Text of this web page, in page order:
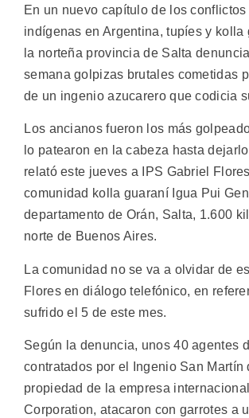
En un nuevo capítulo de los
indígenas en Argentina, tupíes y kolla
la norteña provincia de Salta
semana golpizas brutales cometidas
de un ingenio azucarero que codicia
Los ancianos fueron los más
lo patearon en la cabeza hasta dejarlo
relató este jueves a IPS Gabriel
comunidad kolla guaraní Igua Pui
departamento de Orán, Salta, 1.600
norte de Buenos Aires.
La comunidad no se va a olvidar de
Flores en diálogo telefónico, en
sufrido el 5 de este mes.
Según la denuncia, unos 40 agentes
contratados por el Ingenio San Martín
propiedad de la empresa
Corporation, atacaron con garrotes a